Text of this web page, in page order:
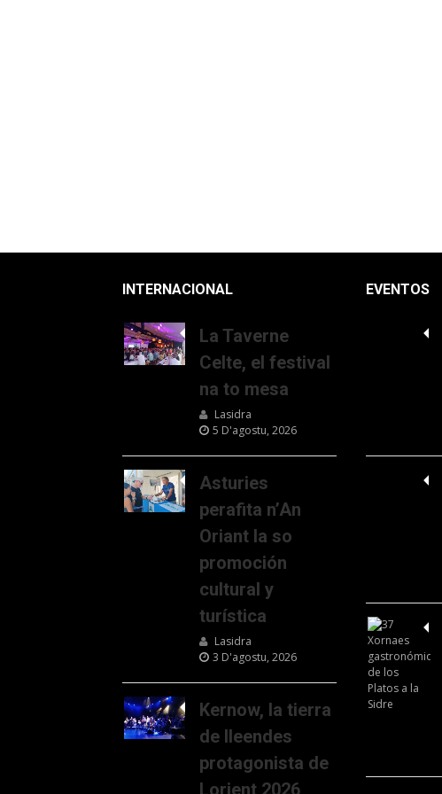
INTERNACIONAL
La Taverne
Celte, el festival
na to mesa
Lasidra
5 D'agostu, 2026
Asturies
perafita n’An
Oriant la so
promoción
cultural y
turística
Lasidra
3 D'agostu, 2026
Kernow, la tierra
de lleendes
protagonista de
Lorient 2026
EVENTOS